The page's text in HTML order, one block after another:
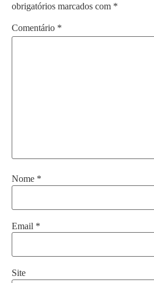
obrigatórios marcados com *
Comentário *
Nome *
Email *
Site